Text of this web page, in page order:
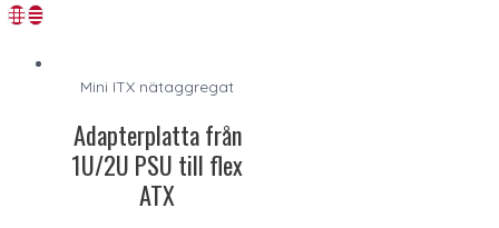
Mini ITX nätaggregat
Adapterplatta från
1U/2U PSU till flex
ATX